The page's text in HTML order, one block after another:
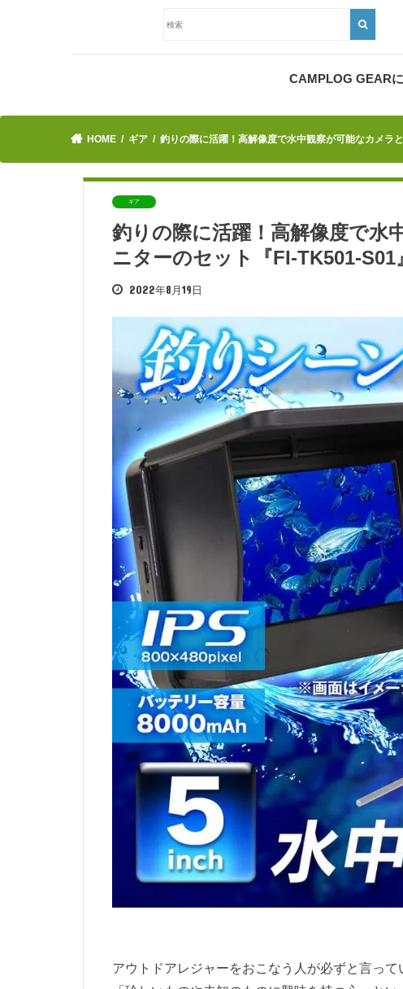
CAMPLOG GEAR
HOME ギア 釣りの際に活躍！高解像度で水中観察が可能なカメラ
ギア
釣りの際に活躍！高解像度で水
ニターのセット『FI-TK501-S01
2022年8月19日
アウトドアレジャーをおこなう人が必ずと言っ